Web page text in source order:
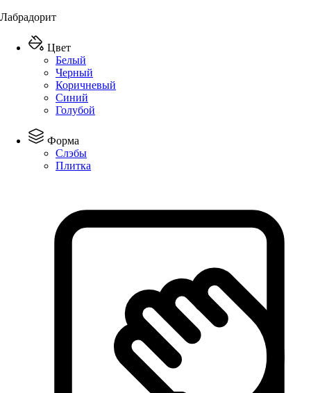
Лабрадорит
Цвет
Белый
Черный
Коричневый
Синий
Голубой
Форма
Слэбы
Плитка